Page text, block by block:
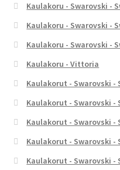
Kaulakoru - Swarovski -
Kaulakoru - Swarovski -
Kaulakoru - Swarovski -
Kaulakoru - Vittoria
Kaulakorut - Swarovski -
Kaulakorut - Swarovski -
Kaulakorut - Swarovski -
Kaulakorut - Swarovski -
Kaulakorut - Swarovski -